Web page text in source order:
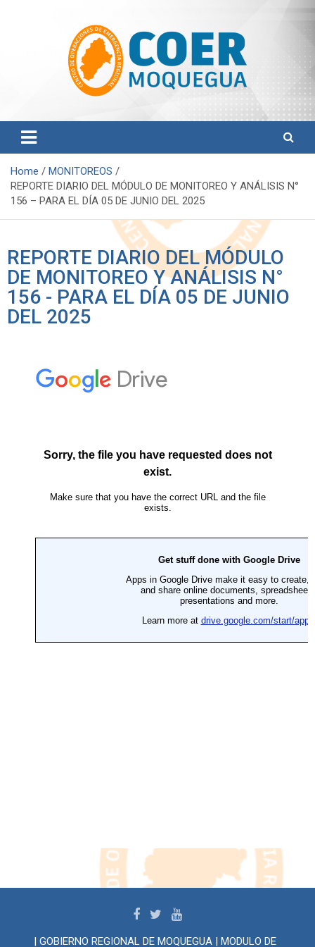
COER Moquegua
Home
MONITOREOS
REPORTE DIARIO DEL MÓDULO DE MONITOREO Y ANÁLISIS N°
156 – PARA EL DÍA 05 DE JUNIO DEL 2025
REPORTE DIARIO DEL MÓDULO
DE MONITOREO Y ANÁLISIS N°
156 - PARA EL DÍA 05 DE JUNIO
DEL 2025
| GOBIERNO REGIONAL DE MOQUEGUA | MODULO DE